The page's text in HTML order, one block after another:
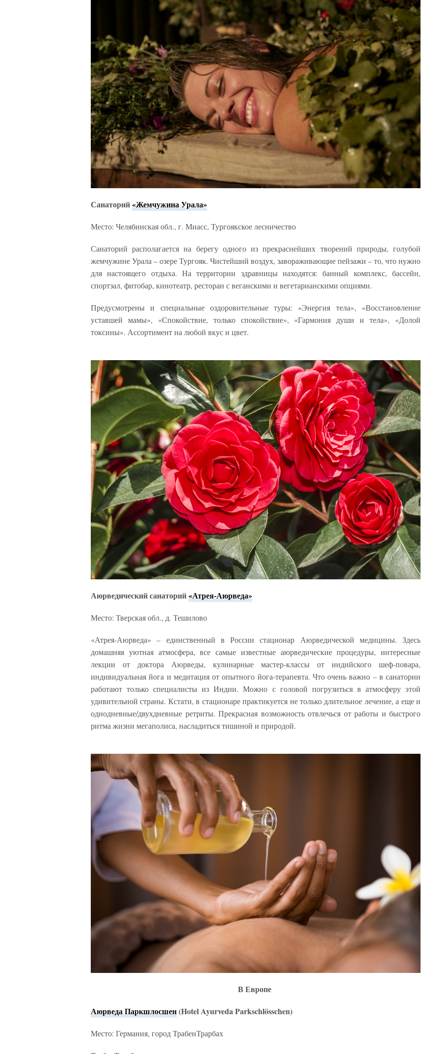
Санаторий«Жемчужина Урала»
Место: Челябинская обл., г. Миасс, Тургоякское лесничество
Санаторий располагается на берегу одного из прекраснейших творений природы, голубой
жемчужине Урала – озере Тургояк. Чистейший воздух, завораживающие пейзажи – то, что нужно
для настоящего отдыха. На территории здравницы находятся: банный комплекс, бассейн,
спортзал, фитобар, кинотеатр, ресторан с веганскими и вегетарианскими опциями.
Предусмотрены и специальные оздоровительные туры: «Энергия тела», «Восстановление
уставшей мамы», «Спокойствие, только спокойствие», «Гармония души и тела», «Долой
токсины». Ассортимент на любой вкус и цвет.
Аюрведический санаторий«Атрея-Аюрведа»
Место: Тверская обл., д. Тешилово
«Атрея-Аюрведа» – единственный в России стационар Аюрведической медицины. Здесь
домашняя уютная атмосфера, все самые известные аюрведические процедуры, интересные
лекции от доктора Аюрведы, кулинарные мастер-классы от индийского шеф-повара,
индивидуальная йога и медитация от опытного йога-терапевта. Что очень важно – в санатории
работают только специалисты из Индии. Можно с головой погрузиться в атмосферу этой
удивительной страны. Кстати, в стационаре практикуется не только длительное лечение, а еще и
однодневные/двухдневные ретриты. Прекрасная возможность отвлечься от работы и быстрого
ритма жизни мегаполиса, насладиться тишиной и природой.
В Европе
Аюрведа Паркшлосшен(Hotel Ayurveda Parkschlösschen)
Место: Германия, город Трабен­Трарбах